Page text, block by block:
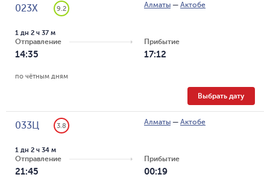
023Х 9.2 Алматы — Актобе
Отправление
14:35
1 дн 2 ч 37 м
Прибытие
17:12
по чётным дням
Выбрать дату
033Ц 3.8 Алматы — Актобе
Отправление
21:45
1 дн 2 ч 34 м
Прибытие
00:19